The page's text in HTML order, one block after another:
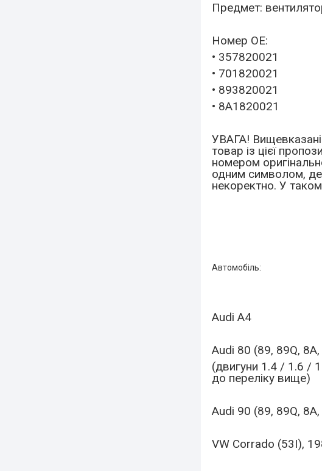
Предмет:
Номер OE:
• 357820021
• 701820021
• 893820021
• 8A1820021
УВАГА!
товар із цієї
номером
одним символом,
некоректно. У
Автомобіль:
Audi A4
Audi 80 (89, 89Q,
(двигуни 1.4 / 1.6 /
до переліку вище)
Audi 90 (89, 89Q,
VW Corrado (53I),